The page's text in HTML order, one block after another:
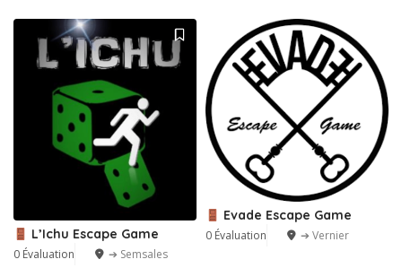
L’Ichu Escape Game
0 Évaluation ➔ Semsales
Evade Escape Game
0 Évaluation ➔ Vernier